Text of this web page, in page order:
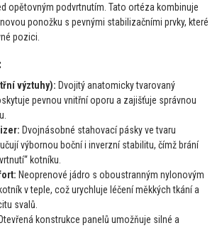
opětovným podvrtnutím. Tato ortéza kombinuje
ponožku s pevnými stabilizačními prvky, které
pozici.
výztuhy): Dvojitý anatomicky tvarovaný
pevnou vnitřní oporu a zajišťuje správnou
Dvojnásobné stahovací pásky ve tvaru
výbornou boční i inverzní stabilitu, čímž brání
kotníku.
Neoprenové jádro s oboustranným nylonovým
v teple, což urychluje léčení měkkých tkání a
svalů.
konstrukce panelů umožňuje silné a